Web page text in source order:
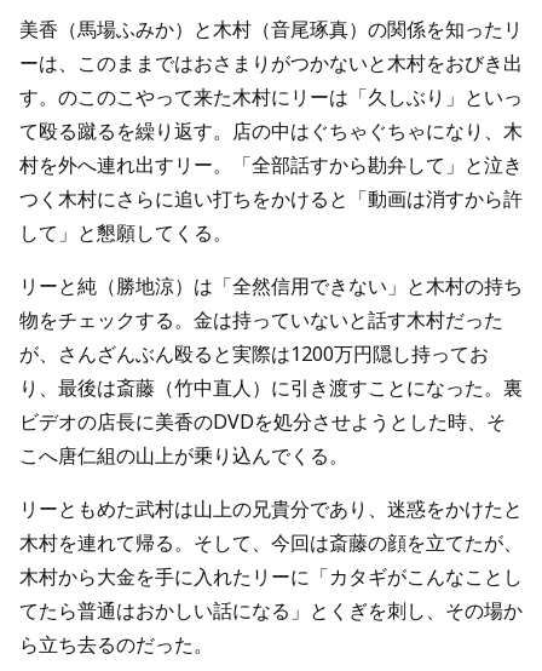
美香（馬場ふみか）と木村（音尾琢真）の関係を知ったリ
ーは、このままではおさまりがつかないと木村をおびき出
す。のこのこやって来た木村にリーは「久しぶり」といっ
て殴る蹴るを繰り返す。店の中はぐちゃぐちゃになり、木
村を外へ連れ出すリー。「全部話すから勘弁して」と泣き
つく木村にさらに追い打ちをかけると「動画は消すから許
して」と懇願してくる。
リーと純（勝地涼）は「全然信用できない」と木村の持ち
物をチェックする。金は持っていないと話す木村だった
が、さんざんぶん殴ると実際は1200万円隠し持ってお
り、最後は斎藤（竹中直人）に引き渡すことになった。裏
ビデオの店長に美香のDVDを処分させようとした時、そ
こへ唐仁組の山上が乗り込んでくる。
リーともめた武村は山上の兄貴分であり、迷惑をかけたと
木村を連れて帰る。そして、今回は斎藤の顔を立てたが、
木村から大金を手に入れたリーに「カタギがこんなことし
てたら普通はおかしい話になる」とくぎを刺し、その場か
ら立ち去るのだった。